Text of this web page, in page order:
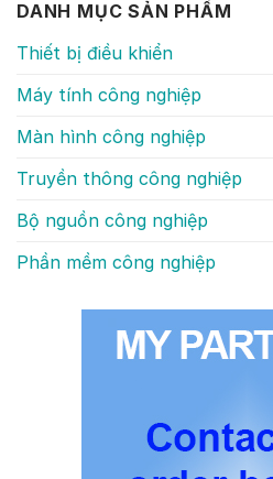
DANH MỤC SẢN PHẨM
Thiết bị điều khiển
Máy tính công nghiệp
Màn hình công nghiệp
Truyền thông công nghiệp
Bộ nguồn công nghiệp
Phần mềm công nghiệp